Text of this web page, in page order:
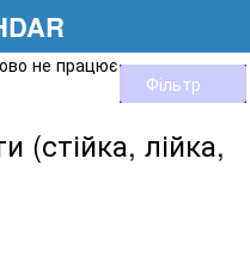
Фільтр
(стійка, лійка,